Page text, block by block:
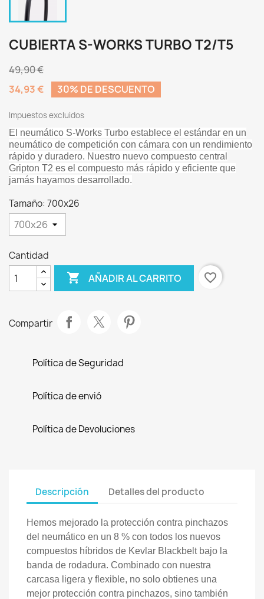
CUBIERTA S-WORKS TURBO T2/T5
49,90 €
34,93 €
30% DE DESCUENTO
Impuestos excluidos
El neumático S-Works Turbo establece el estándar en un
neumático de competición con cámara con un rendimiento
rápido y duradero. Nuestro nuevo compuesto central
Gripton T2 es el compuesto más rápido y eficiente que
jamás hayamos desarrollado.
Tamaño: 700x26
Cantidad
 AÑADIR AL CARRITO favorite_border
Compartir
Política de Seguridad
Política de envió
Política de Devoluciones
Descripción Detalles del producto
Hemos mejorado la protección contra pinchazos
del neumático en un 8 % con todos los nuevos
compuestos híbridos de Kevlar Blackbelt bajo la
banda de rodadura. Combinado con nuestra
carcasa ligera y flexible, no solo obtienes una
mejor protección contra pinchazos, sino también